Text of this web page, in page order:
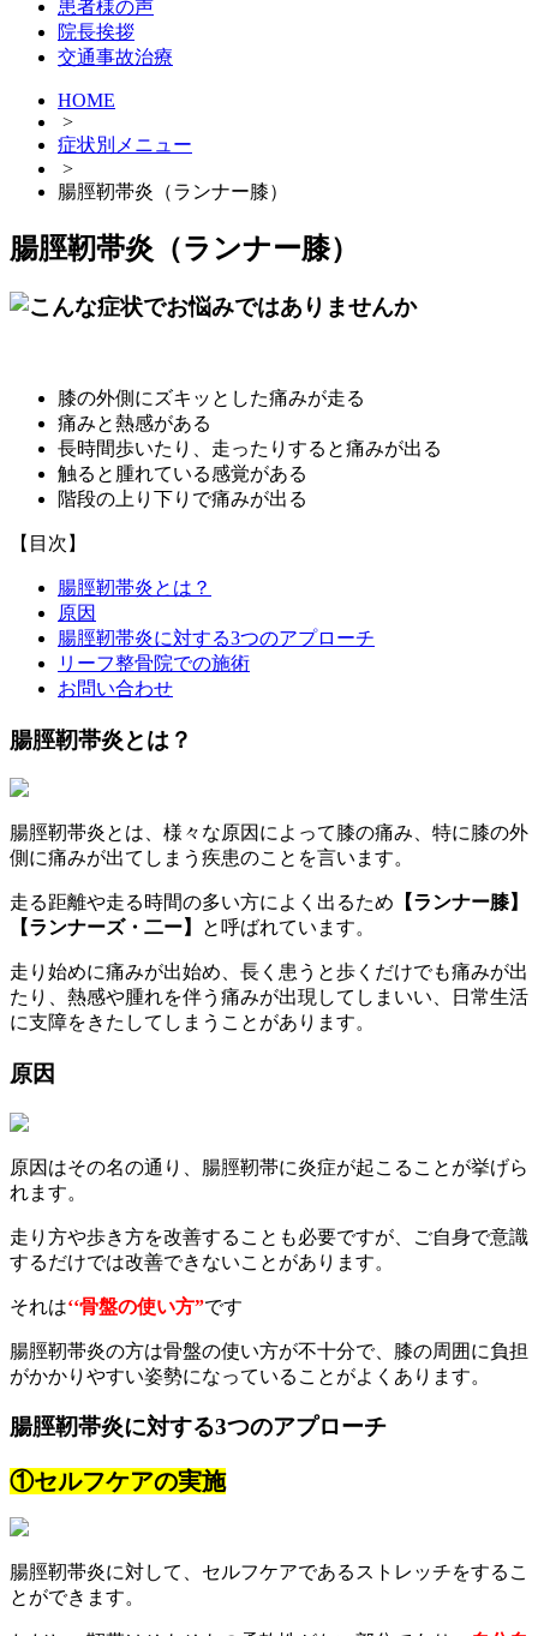
患者様の声
院長挨拶
交通事故治療
HOME
>
症状別メニュー
>
腸脛靭帯炎（ランナー膝）
腸脛靭帯炎（ランナー膝）
膝の外側にズキッとした痛みが走る
痛みと熱感がある
長時間歩いたり、走ったりすると痛みが出る
触ると腫れている感覚がある
階段の上り下りで痛みが出る
【目次】
腸脛靭帯炎とは？
原因
腸脛靭帯炎に対する3つのアプローチ
リーフ整骨院での施術
お問い合わせ
腸脛靭帯炎とは？
腸脛靭帯炎とは、様々な原因によって膝の痛み、特に膝の外
側に痛みが出てしまう疾患のことを言います。
走る距離や走る時間の多い方によく出るため 【ランナー膝】
【ランナーズ・二ー】
と呼ばれています。
走り始めに痛みが出始め、長く患うと歩くだけでも痛みが出
たり、熱感や腫れを伴う痛みが出現してしまいい、日常生活
に支障をきたしてしまうことがあります。
原因
原因はその名の通り、腸脛靭帯に炎症が起こることが挙げら
れます。
走り方や歩き方を改善することも必要ですが、ご自身で意識
するだけでは改善できないことがあります。
それは‘‘骨盤の使い方”です
腸脛靭帯炎の方は骨盤の使い方が不十分で、膝の周囲に負担
がかかりやすい姿勢になっていることがよくあります。
腸脛靭帯炎に対する3つのアプローチ
①セルフケアの実施
腸脛靭帯炎に対して、セルフケアであるストレッチをするこ
とができます。